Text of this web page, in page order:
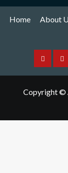
Home About
Home
Copyright ©